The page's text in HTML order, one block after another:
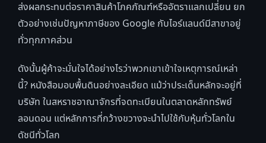
ส่งผลกระทบต่อราคาสินค้าโภคภัณฑ์หรืออัตราแลกเปลี่ยน ยก
ตัวอย่างเช่นปัญหาภาษีของ Google กับไอร์แลนด์มีสาขาอยู่
ทั่วทุกภาคส่วน
ดังนั้นผู้ค้าจะมั่นใจได้อย่างไรว่าพวกเขาเข้าใจเหตุการณ์เหล่า
นี้? หนังสือมอบพื้นดินอย่างละเอียด แม้ว่าประเด็นหลักจะอยู่ที่
บริษัท ในสหราชอาณาจักรที่จดทะเบียนในตลาดหลักทรัพย์
ลอนดอน แต่หลักการที่กว้างขวางจะนำไปใช้กับหุ้นทั่วโลกใน
ดัชนีทั่วโลก